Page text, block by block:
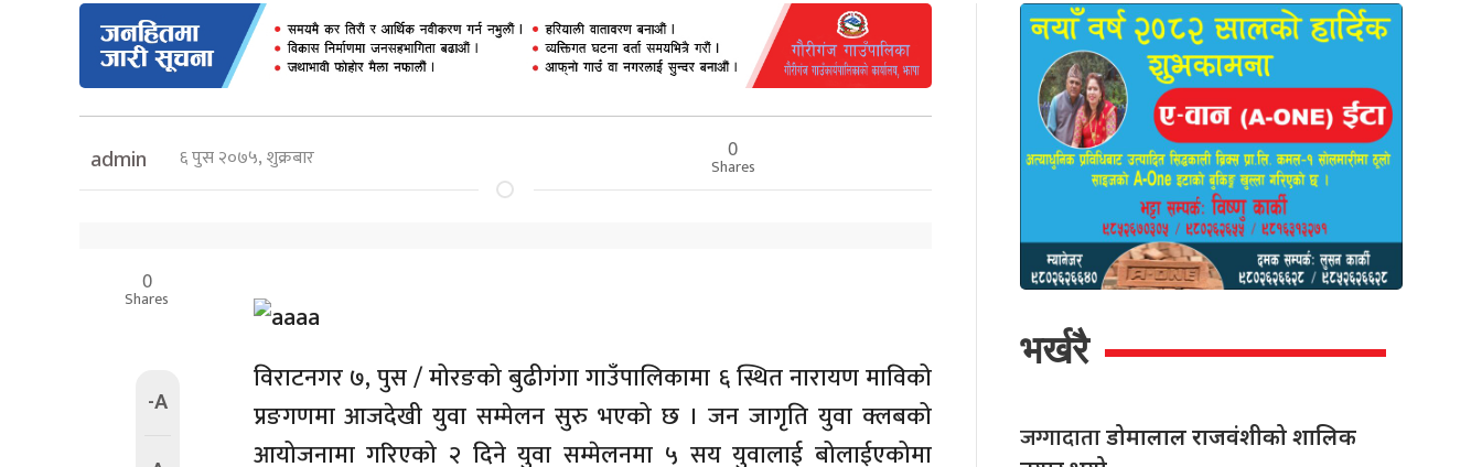
admin ६ पुस २०७५, शुक्रबार 0
Shares
0
Shares
-A
विराटनगर ७, पुस / मोरङको बुढीगंगा गाउँपालिकामा ६ स्थित नारायण माविको
प्रङगणमा आजदेखी युवा सम्मेलन सुरु भएको छ । जन जागृति युवा क्लबको
आयोजनामा गरिएको २ दिने युवा सम्मेलनमा ५ सय युवालाई बोलाईएकोमा
भर्खरै
जग्गादाताडोमालाल राजवंशीको शालिक